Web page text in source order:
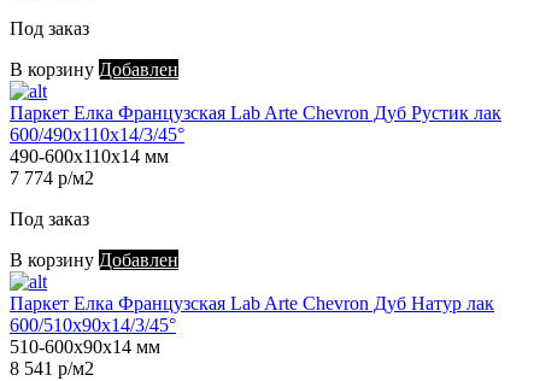
Под заказ
В корзину Добавлен
Паркет Елка Французская Lab Arte Chevron Дуб Рустик лак
600/490х110х14/3/45°
490-600х110х14 мм
7 774 р/м2
Под заказ
В корзину Добавлен
Паркет Елка Французская Lab Arte Chevron Дуб Натур лак
600/510х90х14/3/45°
510-600х90х14 мм
8 541 р/м2